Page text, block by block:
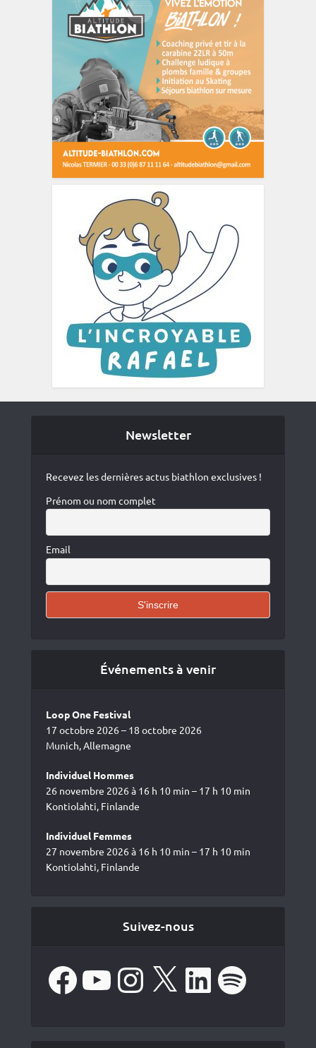
Newsletter
Recevez les dernières actus biathlon exclusives !
Prénom ou nom complet
Email
Événements à venir
Loop One Festival
17 octobre 2026 – 18 octobre 2026
Munich, Allemagne
Individuel Hommes
26 novembre 2026 à 16 h 10 min – 17 h 10 min
Kontiolahti, Finlande
Individuel Femmes
27 novembre 2026 à 16 h 10 min – 17 h 10 min
Kontiolahti, Finlande
Suivez-nous
FacebookYouTube Instagram LinkedIn Spotify